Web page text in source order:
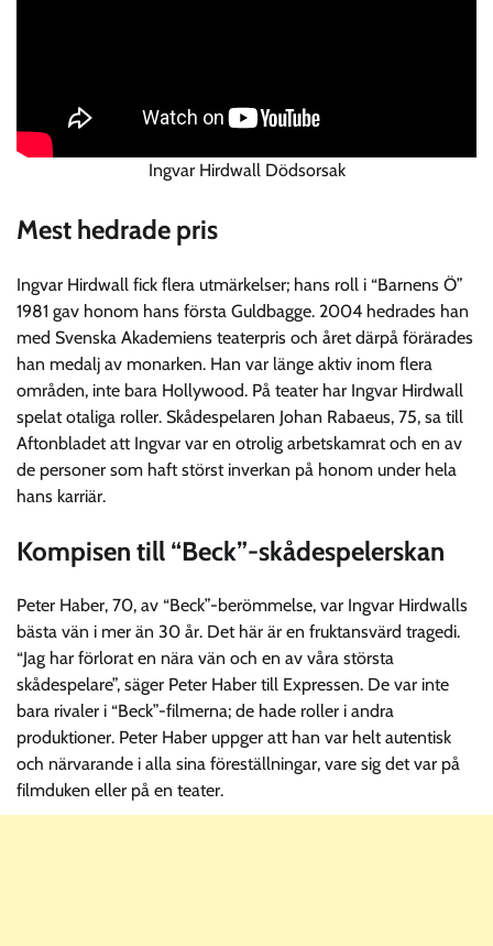
Ingvar Hirdwall Dödsorsak
Mest hedrade pris
Ingvar Hirdwall fick flera utmärkelser; hans roll i “Barnens Ö”
1981 gav honom hans första Guldbagge. 2004 hedrades han
med Svenska Akademiens teaterpris och året därpå förärades
han medalj av monarken. Han var länge aktiv inom flera
områden, inte bara Hollywood. På teater har Ingvar Hirdwall
spelat otaliga roller. Skådespelaren Johan Rabaeus, 75, sa till
Aftonbladet att Ingvar var en otrolig arbetskamrat och en av
de personer som haft störst inverkan på honom under hela
hans karriär.
Kompisen till “Beck”-skådespelerskan
Peter Haber, 70, av “Beck”-berömmelse, var Ingvar Hirdwalls
bästa vän i mer än 30 år. Det här är en fruktansvärd tragedi.
“Jag har förlorat en nära vän och en av våra största
skådespelare”, säger Peter Haber till Expressen. De var inte
bara rivaler i “Beck”-filmerna; de hade roller i andra
produktioner. Peter Haber uppger att han var helt autentisk
och närvarande i alla sina föreställningar, vare sig det var på
filmduken eller på en teater.